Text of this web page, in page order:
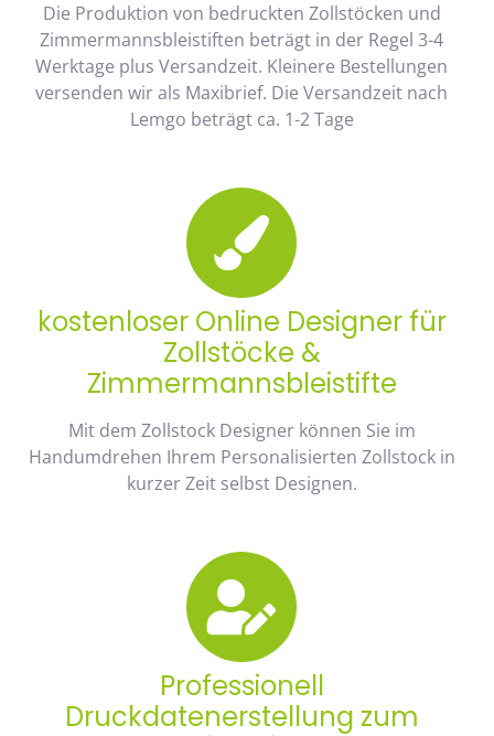
Die Produktion von bedruckten Zollstöcken und
Zimmermannsbleistiften beträgt in der Regel 3-4
Werktage plus Versandzeit. Kleinere Bestellungen
versenden wir als Maxibrief. Die Versandzeit nach
Lemgo beträgt ca. 1-2 Tage
kostenloser Online Designer für
Zollstöcke &
Zimmermannsbleistifte
Mit dem Zollstock Designer können Sie im
Handumdrehen Ihrem Personalisierten Zollstock in
kurzer Zeit selbst Designen.
Professionell
Druckdatenerstellung zum